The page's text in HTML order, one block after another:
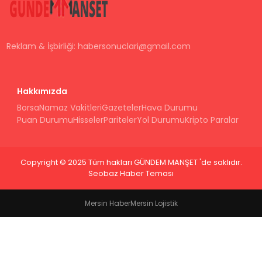
Reklam & İşbirliği:habersonuclari@gmail.com
Hakkımızda
BorsaNamaz VakitleriGazetelerHava Durumu
Puan DurumuHisselerParitelerYol DurumuKripto Paralar
Copyright © 2025 Tüm hakları GÜNDEM MANŞET 'de saklıdır.
Seobaz Haber Teması
Mersin HaberMersin Lojistik